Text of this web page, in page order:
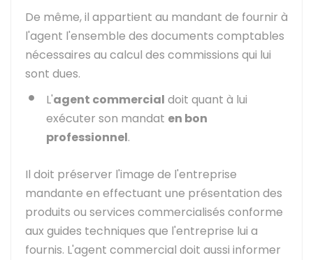
De même, il appartient au mandant de fournir à
l'agent l'ensemble des documents comptables
nécessaires au calcul des commissions qui lui
sont dues.
L'agent commercial doit quant à lui
exécuter son mandat en bon
professionnel.
Il doit préserver l'image de l'entreprise
mandante en effectuant une présentation des
produits ou services commercialisés conforme
aux guides techniques que l'entreprise lui a
fournis. L'agent commercial doit aussi informer